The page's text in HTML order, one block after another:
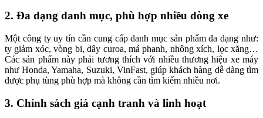
2. Đa dạng danh mục, phù hợp nhiều dòng xe
Một công ty uy tín cần cung cấp danh mục sản phẩm đa dạng như:
ty giảm xóc, vòng bi, dây curoa, má phanh, nhông xích, lọc xăng…
Các sản phẩm này phải tương thích với nhiều thương hiệu xe máy
như Honda, Yamaha, Suzuki, VinFast, giúp khách hàng dễ dàng tìm
được phụ tùng phù hợp mà không cần tìm kiếm nhiều nơi.
3. Chính sách giá cạnh tranh và linh hoạt